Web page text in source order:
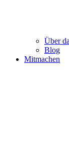
Über
Blog
Mitmachen